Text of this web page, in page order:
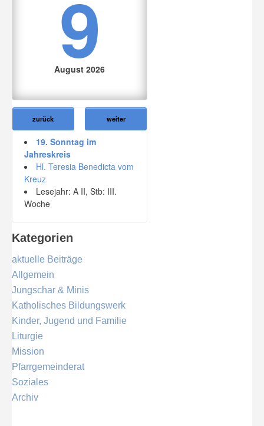
9
August 2026
zurück weiter
19. Sonntag im
Jahreskreis
Hl. Teresia Benedicta vom
Kreuz
Lesejahr: A II, Stb: III.
Woche
Kategorien
aktuelle Beiträge
Allgemein
Jungschar & Minis
Katholisches Bildungswerk
Kinder, Jugend und Familie
Liturgie
Mission
Pfarrgemeinderat
Soziales
Archiv